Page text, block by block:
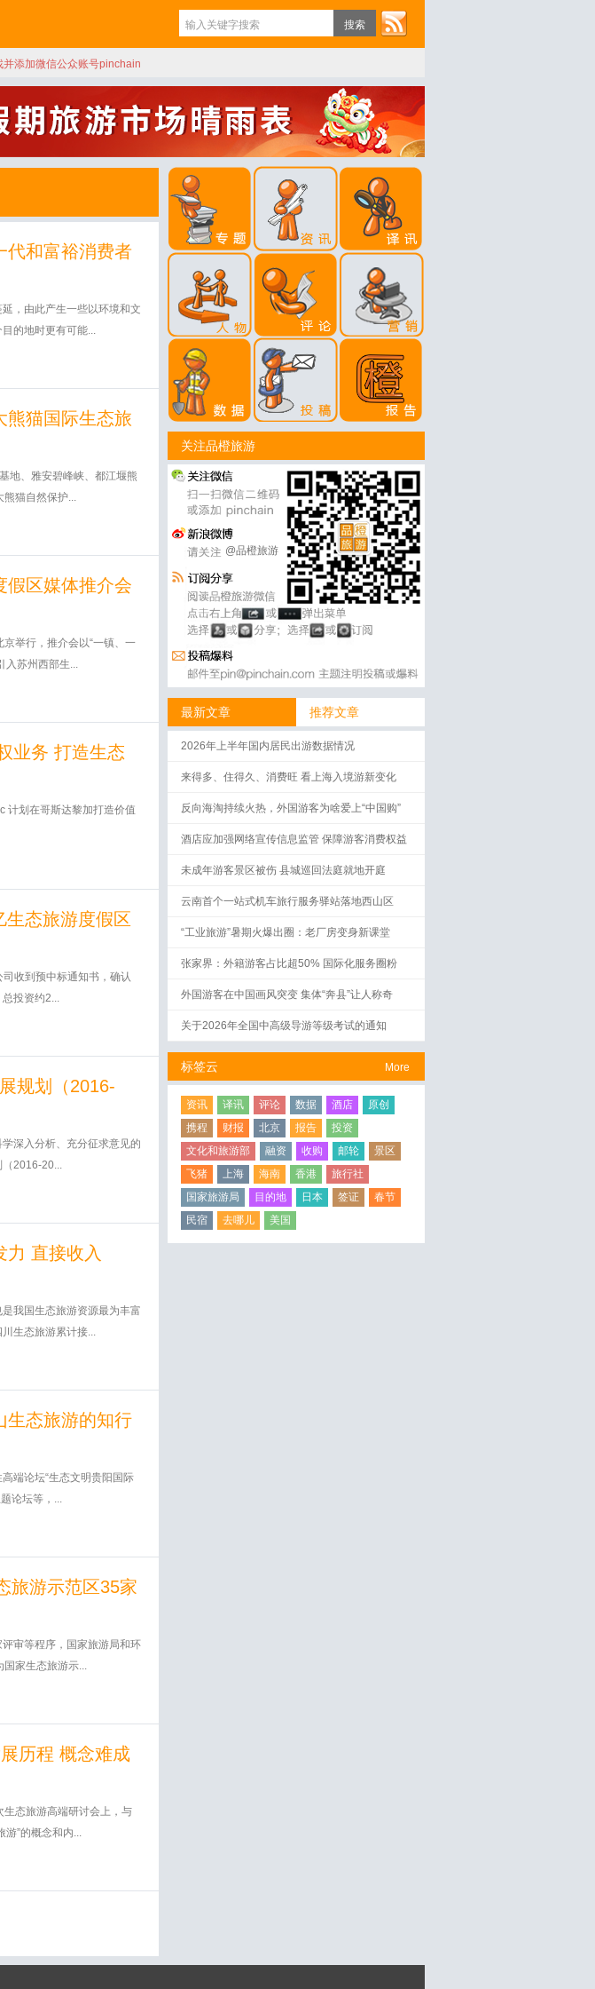
添加微信公众账号pinchain
代和富裕消费者
，由此产生一些以环境和文
的地时更有可能...
熊猫国际生态旅
地、雅安碧峰峡、都江堰熊
熊猫自然保护...
假区媒体推介会
举行，推介会以“一镇、一
入苏州西部生...
业务 打造生态
计划在哥斯达黎加打造价值
生态旅游度假区
收到预中标通知书，确认
投资约2...
规划（2016-
深入分析、充分征求意见的
（2016-20...
力 直接收入
我国生态旅游资源最为丰富
生态旅游累计接...
生态旅游的知行
端论坛“生态文明贵阳国际
论坛等，...
旅游示范区35家
审等程序，国家旅游局和环
家生态旅游示...
历程 概念难成
态旅游高端研讨会上，与
游”的概念和内...
关注品橙旅游
@品橙旅游
最新文章 推荐文章
2026年上半年国内居民出游数据情况
来得多、住得久、消费旺 看上海入境游新变化
反向海淘持续火热，外国游客为啥爱上“中国购”
酒店应加强网络宣传信息监管 保障游客消费权益
未成年游客景区被伤 县城巡回法庭就地开庭
云南首个一站式机车旅行服务驿站落地西山区
“工业旅游”暑期火爆出圈：老厂房变身新课堂
张家界：外籍游客占比超50% 国际化服务圈粉
外国游客在中国画风突变 集体“奔县”让人称奇
关于2026年全国中高级导游等级考试的通知
More
标签云
资讯 译讯 评论 数据 酒店
原创
携程
财报 北京 报告
投资
文化和旅游部
融资 收购 邮轮
景区
飞猪
上海 海南 香港
旅行社
国家旅游局
目的地 日本 签证
春节
民宿
去哪儿 美国